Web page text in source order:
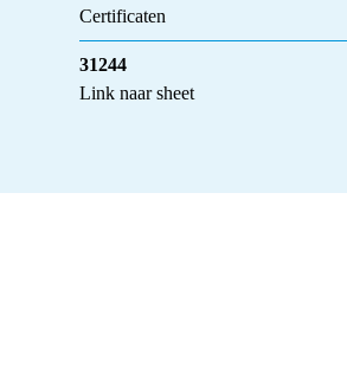
Certificaten
31244
Link naar sheet